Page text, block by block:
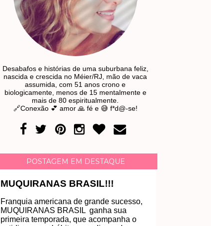
Desabafos e histórias de uma suburbana feliz,
nascida e crescida no Méier/RJ, mão de vaca
assumida, com 51 anos crono e
biologicamente, menos de 15 mentalmente e
mais de 80 espiritualmente.
🔗Conexão 💕 amor 🙏 fé e 😅 f*d@-se!
POSTAGEM EM DESTAQUE
MUQUIRANAS BRASIL!!!
Franquia americana de grande sucesso,
MUQUIRANAS BRASIL ganha sua
primeira temporada, que acompanha o